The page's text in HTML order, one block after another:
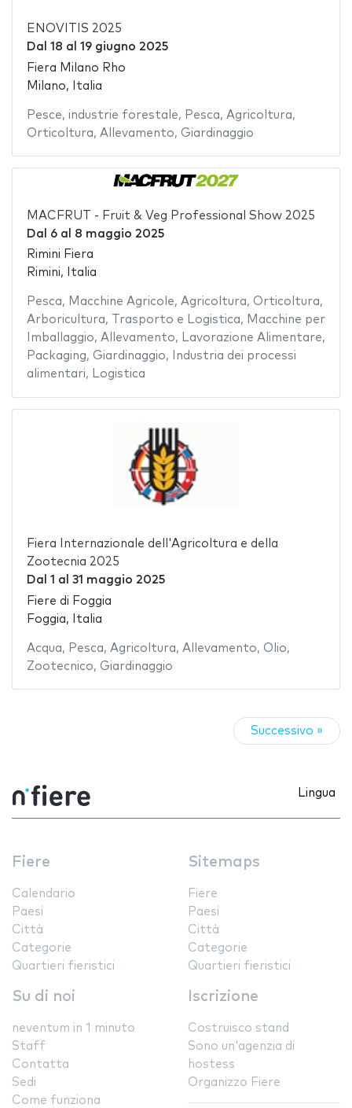
ENOVITIS 2025
Dal 18 al 19 giugno 2025
Fiera Milano Rho
Milano, Italia
Pesce, industrie forestale, Pesca, Agricoltura,
Orticoltura, Allevamento, Giardinaggio
MACFRUT - Fruit & Veg Professional Show 2025
Dal 6al 8 maggio 2025
Rimini Fiera
Rimini, Italia
Pesca, Macchine Agricole, Agricoltura, Orticoltura,
Arboricultura, Trasporto e Logistica, Macchine per
Imballaggio, Allevamento, Lavorazione Alimentare,
Packaging, Giardinaggio,
Industria dei processi
alimentari, Logistica
Fiera Internazionale dell'Agricoltura e della
Zootecnia 2025
Dal 1 al 31 maggio 2025
Fiere di Foggia
Foggia, Italia
Acqua, Pesca, Agricoltura, Allevamento, Olio,
Zootecnico, Giardinaggio
Successivo »
Lingua
Fiere
Calendario
Paesi
Città
Categorie
Quartieri fieristici
Sitemaps
Fiere
Paesi
Città
Categorie
Quartieri fieristici
Su di noi
neventum in 1 minuto
Staff
Contatta
Sedi
Come funziona
Iscrizione
Costruisco stand
Sono un'agenzia di
hostess
Organizzo Fiere